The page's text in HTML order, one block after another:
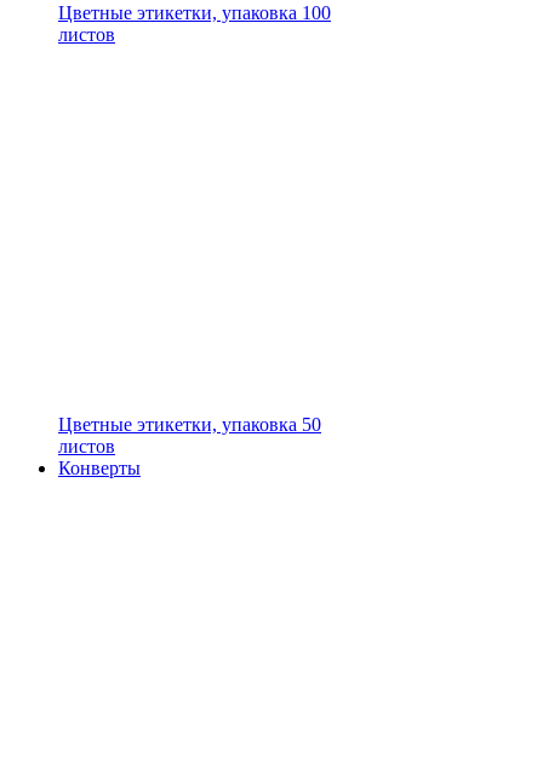
Цветные этикетки, упаковка 100
листов
Цветные этикетки, упаковка 50
листов
Конверты